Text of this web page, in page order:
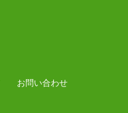
お問い合わせ